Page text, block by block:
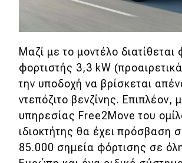
Χρηστικά
Συμβουλές
ΚΤΕΟ
Οδική βοήθεια
Μαζί με το μοντέλο διατίθεται
φορτιστής 3,3 kW
την υποδοχή να βρίσκεται
ντεπόζιτο βενζίνης. Επιπλέον,
υπηρεσίας Free2Move του
ιδιοκτήτης θα έχει πρόσβαση
85.000 σημεία φόρτισης σε